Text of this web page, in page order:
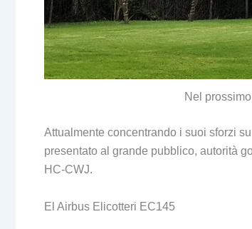
Nel
Attualmente concentrando i suoi sforzi
presentato al grande pubblico, autorità
HC-CWJ.
El Airbus Elicotteri EC145